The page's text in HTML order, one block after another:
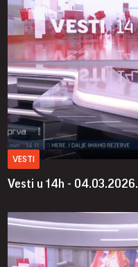
VESTI
Vesti u 14h - 04.03.2026.